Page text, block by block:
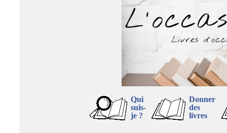
Qui
suis-
je ?
Donner
des
livres